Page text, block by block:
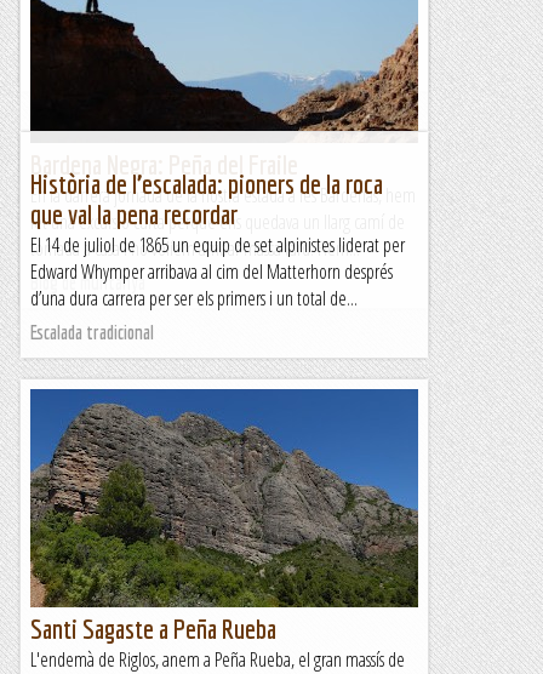
febrero.SIN. Jean...
Bardena Negra: Peña del Fraile
En la darrera jornada de la nostra estada a les Bardenas, hem
fet una excursió curta perquè ens quedava un llarg camí de
tornada a casa i no volíem arribar massa tard. Hem...
Blog de muntanya
Història de l’escalada: pioners de la roca
que val la pena recordar
El 14 de juliol de 1865 un equip de set alpinistes liderat per
Edward Whymper arribava al cim del Matterhorn després
d’una dura carrera per ser els primers i un total de...
Escalada tradicional
Santi Sagaste a Peña Rueba
L'endemà de Riglos, anem a Peña Rueba, el gran massís de